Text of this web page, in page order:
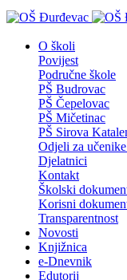
O školi
Povijest
Područne škole
PŠ Budrovac
PŠ Čepelovac
PŠ Mičetinac
PŠ Sirova
Odjeli za
Djelatnici
Kontakt
Školski
Korisni
Transparentnost
Novosti
Knjižnica
e-Dnevnik
Edutorij